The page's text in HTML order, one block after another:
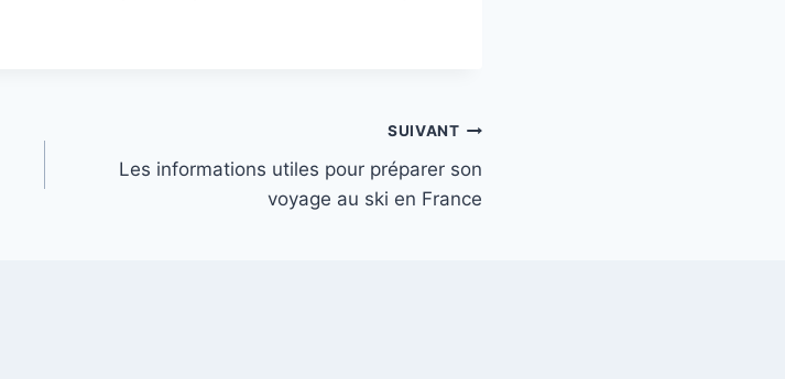
SUIVANT
Les informations utiles pour préparer son
voyage au ski en France